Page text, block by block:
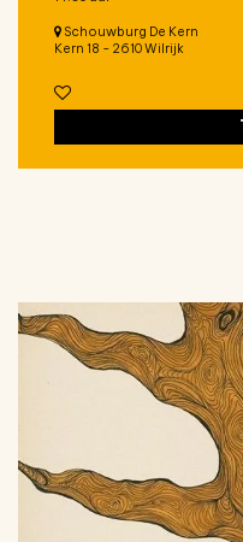
Schouwburg De Kern
Kern 18 - 2610 Wilrijk